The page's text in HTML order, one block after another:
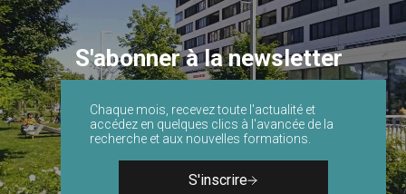
S'abonner à la newsletter
Chaque mois, recevez toute l'actualité et
accédez en quelques clics à l'avancée de la
recherche et aux nouvelles formations.
S'inscrire